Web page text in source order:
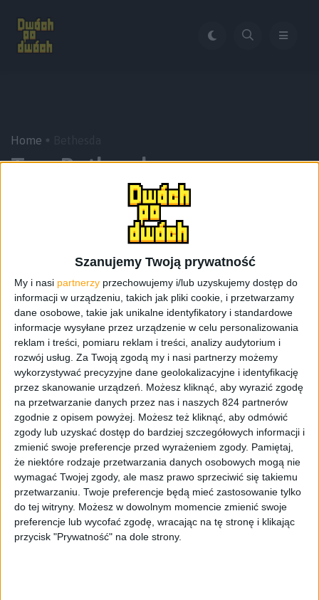
Szanujemy Twoją prywatność
My i nasi partnerzy przechowujemy i/lub uzyskujemy dostęp do
informacji w urządzeniu, takich jak pliki cookie, i przetwarzamy
dane osobowe, takie jak unikalne identyfikatory i standardowe
informacje wysyłane przez urządzenie w celu personalizowania
reklam i treści, pomiaru reklam i treści, analizy audytorium i
rozwój usług. Za Twoją zgodą my i nasi partnerzy możemy
wykorzystywać precyzyjne dane geolokalizacyjne i identyfikację
przez skanowanie urządzeń. Możesz kliknąć, aby wyrazić zgodę
na przetwarzanie danych przez nas i naszych 824 partnerów
zgodnie z opisem powyżej. Możesz też kliknąć, aby odmówić
zgody lub uzyskać dostęp do bardziej szczegółowych informacji i
zmienić swoje preferencje przed wyrażeniem zgody. Pamiętaj,
że niektóre rodzaje przetwarzania danych osobowych mogą nie
wymagać Twojej zgody, ale masz prawo sprzeciwić się takiemu
przetwarzaniu. Twoje preferencje będą mieć zastosowanie tylko
do tej witryny. Możesz w dowolnym momencie zmienić swoje
preferencje lub wycofać zgodę, wracając na tę stronę i klikając
przycisk "Prywatność" na dole strony.
Home
Tag:Bethesda
Recenzje gier Gry
Kto nie lubi archeologa z biczem?
Recenzja gry Indiana Jones i Wielki Krąg